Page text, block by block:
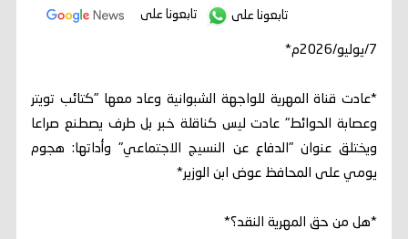
تابعونا على تابعونا على
7/يوليو/2026م*
*عادت قناة المهرية للواجهة الشبوانية وعاد معها "كتائب تويتر
وعصابة الحوائط" عادت ليس كناقلة خبر بل طرف يصطنع صراعا
ويختلق عنوان "الدفاع عن النسيج الاجتماعي" وأداتها: هجوم
يومي على المحافظ عوض ابن الوزير*
*هل من حق المهرية النقد؟*